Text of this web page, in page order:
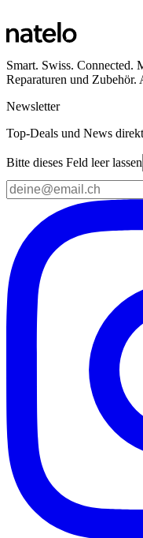
Smart. Swiss. Connected.
Reparaturen und Zubehör.
Newsletter
Top-Deals und News
Bitte dieses Feld leer lassen